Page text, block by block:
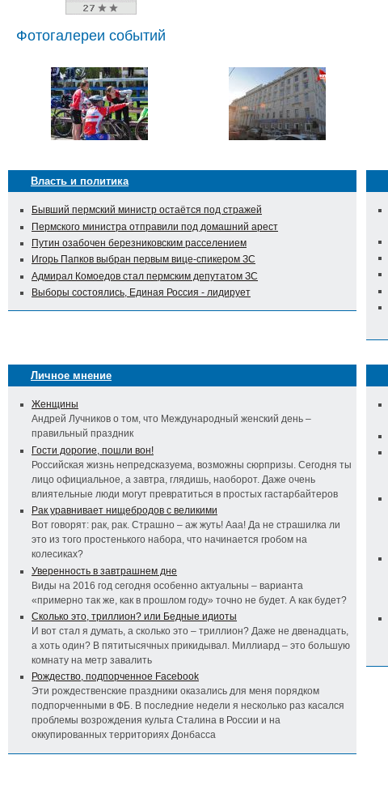
Фотогалереи событий
Власть и политика
Бывший пермский министр остаётся под стражей
Пермского министра отправили под домашний арест
Путин озабочен березниковским расселением
Игорь Папков выбран первым вице-спикером ЗС
Адмирал Комоедов стал пермским депутатом ЗС
Выборы состоялись, Единая Россия - лидирует
Личное мнение
Женщины
Андрей Лучников о том, что Международный женский день –
правильный праздник
Гости дорогие, пошли вон!
Российская жизнь непредсказуема, возможны сюрпризы. Сегодня ты
лицо официальное, а завтра, глядишь, наоборот. Даже очень
влиятельные люди могут превратиться в простых гастарбайтеров
Рак уравнивает нищебродов с великими
Вот говорят: рак, рак. Страшно – аж жуть! Ааа! Да не страшилка ли
это из того простенького набора, что начинается гробом на
колесиках?
Уверенность в завтрашнем дне
Виды на 2016 год сегодня особенно актуальны – варианта
«примерно так же, как в прошлом году» точно не будет. А как будет?
Сколько это, триллион? или Бедные идиоты
И вот стал я думать, а сколько это – триллион? Даже не двенадцать,
а хоть один? В пятитысячных прикидывал. Миллиард – это большую
комнату на метр завалить
Рождество, подпорченное Facebook
Эти рождественские праздники оказались для меня порядком
подпорченными в ФБ. В последние недели я несколько раз касался
проблемы возрождения культа Сталина в России и на
оккупированных территориях Донбасса